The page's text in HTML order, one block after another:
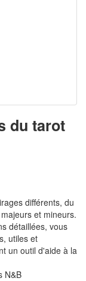
du tarot
différents, du
et mineurs.
détaillées, vous
utiles et
un outil d'aide à la
N&B